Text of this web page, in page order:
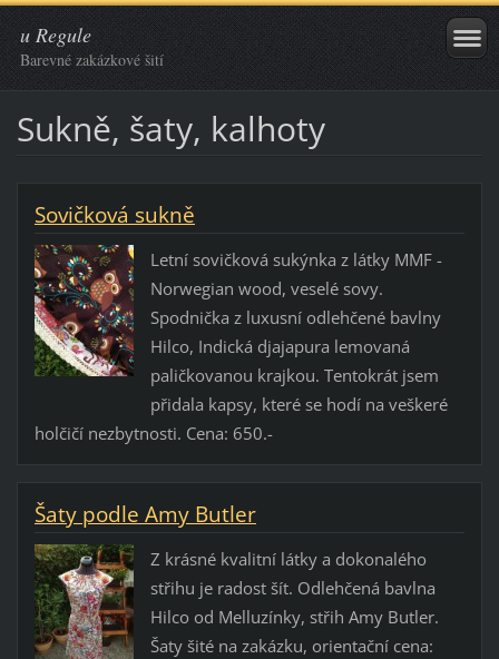
u Regule
Barevné zakázkové šití
Sukně, šaty, kalhoty
Sovičková sukně
Letní sovičková sukýnka z látky MMF -
Norwegian wood, veselé sovy.
Spodnička z luxusní odlehčené bavlny
Hilco, Indická djajapura lemovaná
paličkovanou krajkou. Tentokrát jsem
přidala kapsy, které se hodí na veškeré
holčičí nezbytnosti. Cena: 650.-
Šaty podle Amy Butler
Z krásné kvalitní látky a dokonalého
střihu je radost šít. Odlehčená bavlna
Hilco od Melluzínky, střih Amy Butler.
Šaty šité na zakázku, orientační cena: